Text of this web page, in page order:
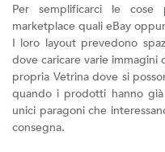
Per semplificarci le
marketplace quali eBay
I loro layout prevedono
dove caricare varie
propria Vetrina dove si
quando i prodotti hanno
unici paragoni che
consegna.